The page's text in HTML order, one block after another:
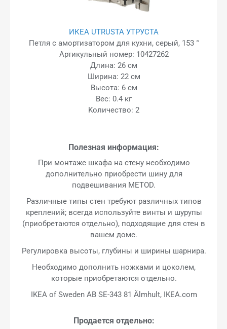
ИКЕА UTRUSTA УТРУСТА
Петля с амортизатором для кухни, серый, 153 °
Артикульный номер: 10427262
Длина: 26 см
Ширина: 22 см
Высота: 6 см
Вес: 0.4 кг
Kоличество: 2
Полезная информация:
При монтаже шкафа на стену необходимо
дополнительно приобрести шину для
подвешивания METOD.
Различные типы стен требуют различных типов
креплений; всегда используйте винты и шурупы
(приобретаются отдельно), подходящие для стен в
вашем доме.
Регулировка высоты, глубины и ширины шарнира.
Необходимо дополнить ножками и цоколем,
которые приобретаются отдельно.
IKEA of Sweden AB SE-343 81 Älmhult, IKEA.com
Продается отдельно: